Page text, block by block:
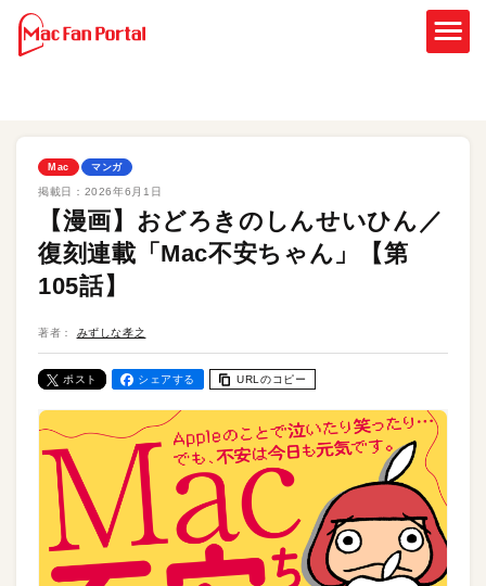
Mac マンガ
掲載日： 2026年6月1日
【漫画】おどろきのしんせいひん／
復刻連載「Mac不安ちゃん」【第
105話】
著者： みずしな孝之
ポスト シェアする URLのコピー